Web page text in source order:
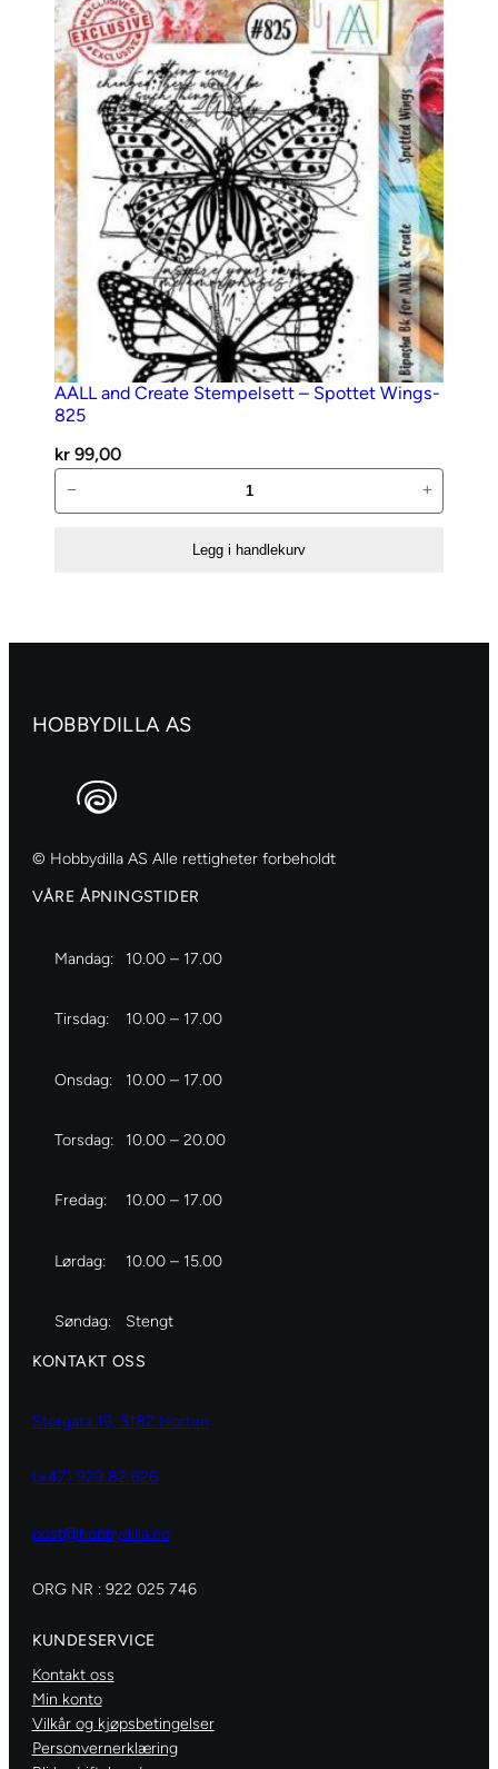
–
Hearty
Home-
775
antall
AALL and Create Stempelsett – Spottet Wings-
825
kr 99,00
and
Wings-
− +
Legg i handlekurv
HOBBYDILLA AS
© Hobbydilla AS Alle rettigheter forbeholdt
VÅRE ÅPNINGSTIDER
Mandag: 10.00 – 17.00
Tirsdag: 10.00 – 17.00
Onsdag: 10.00 – 17.00
Torsdag: 10.00 – 20.00
Fredag: 10.00 – 17.00
Lørdag: 10.00 – 15.00
Søndag: Stengt
KONTAKT OSS
Storgata 19, 3182 Horten
(+47) 929 82 626
post@hobbydilla.no
ORG NR : 922 025 746
KUNDESERVICE
Kontakt oss
Min konto
Vilkår og kjøpsbetingelser
Personvernerklæring